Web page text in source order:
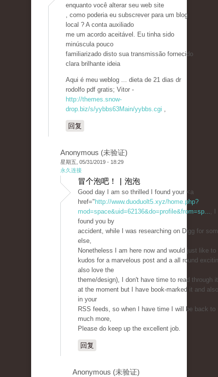
enquanto você alterar seu web site
, como poderia eu subscrever para um blog
local ? A conta auxiliado
me um acordo aceitável. Eu tinha sido
minúscula pouco
familiarizado disto sua transmissão fornecido
clara brilhante ideia
Aqui é meu weblog ... dieta de 21 dias dr
rodolfo pdf gratis; Vitor -
http://themes.snow-
drop.biz/s/yybbs63Main/yybbs.cgi ,
回复
Anonymous (未验证)
星期五, 05/31/2019 - 18:29
永久连接
冒个泡吧！ | 泡泡
Good day I am so thrilled I found your <a
href=" http://www.duoduolt5.xyz/home.php?
mod=space&uid=62136&do=profile&from=sp..., I
found you by
accident, while I was researching on Digg for
else,
Nonetheless I am here now and would just like to
kudos for a marvelous post and a all round
also love the
theme/design), I don't have time to read through
at the moment but I have book-marked it and
in your
RSS feeds, so when I have time I will be back to
much more,
Please do keep up the excellent job.
回复
Anonymous (未验证)